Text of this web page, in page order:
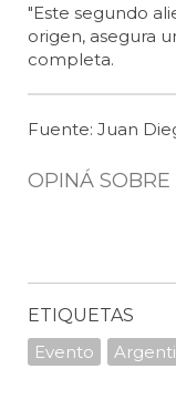
"Este segundo
origen, asegura
completa.
Fuente: Juan
OPINÁ
ETIQUETAS
Evento